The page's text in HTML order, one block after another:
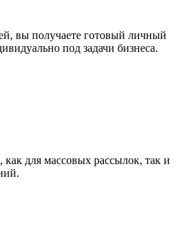
вы получаете готовый личный
под задачи бизнеса.
для массовых рассылок, так и